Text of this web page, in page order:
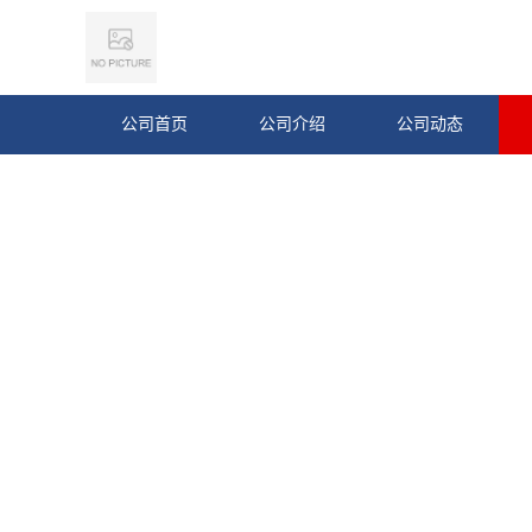
公司首页 公司介绍 公司动态